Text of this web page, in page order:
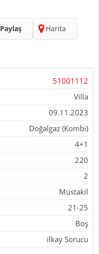
Paylaş Harita
51001112
Villa
09.11.2023
Doğalgaz (Kombi)
4+1
220
2
Müstakil
21-25
Boş
ilkay Sorucu